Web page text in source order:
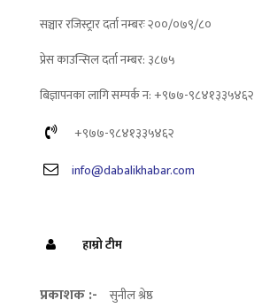
सञ्चार रजिस्ट्रार दर्ता नम्बरः २००/०७९/८०
प्रेस काउन्सिल दर्ता नम्बर: ३८७५
बिज्ञापनका लागि सम्पर्क न: +९७७-९८४१३३५४६२
+९७७-९८४१३३५४६२
info@dabalikhabar.com
हाम्रो टीम
प्रकाशक :- सुनील श्रेष्ठ